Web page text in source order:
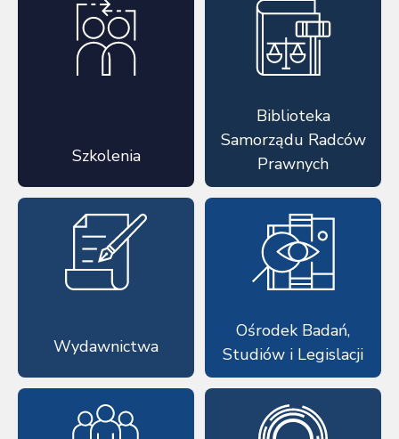
Szkolenia
Biblioteka
Samorządu Radców
Prawnych
Wydawnictwa
Ośrodek Badań,
Studiów i Legislacji